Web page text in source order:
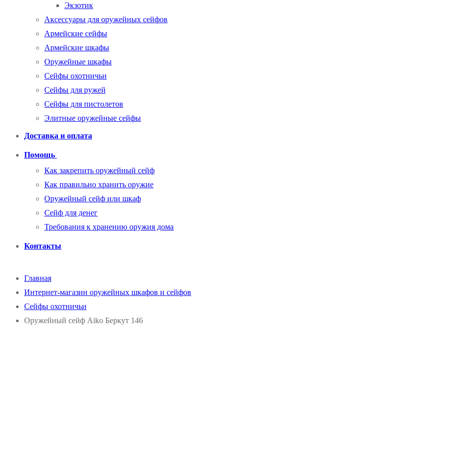
Экзотик
Аксессуары для оружейных сейфов
Армейские сейфы
Армейские шкафы
Оружейные шкафы
Сейфы охотничьи
Сейфы для ружей
Сейфы для пистолетов
Элитные оружейные сейфы
Доставка и оплата
Помощь
Как закрепить оружейный сейф
Как правильно хранить оружие
Оружейный сейф или шкаф
Сейф для денег
Требования к хранению оружия дома
Контакты
Главная
Интернет-магазин оружейных шкафов и сейфов
Сейфы охотничьи
Оружейный сейф Aiko Беркут 146